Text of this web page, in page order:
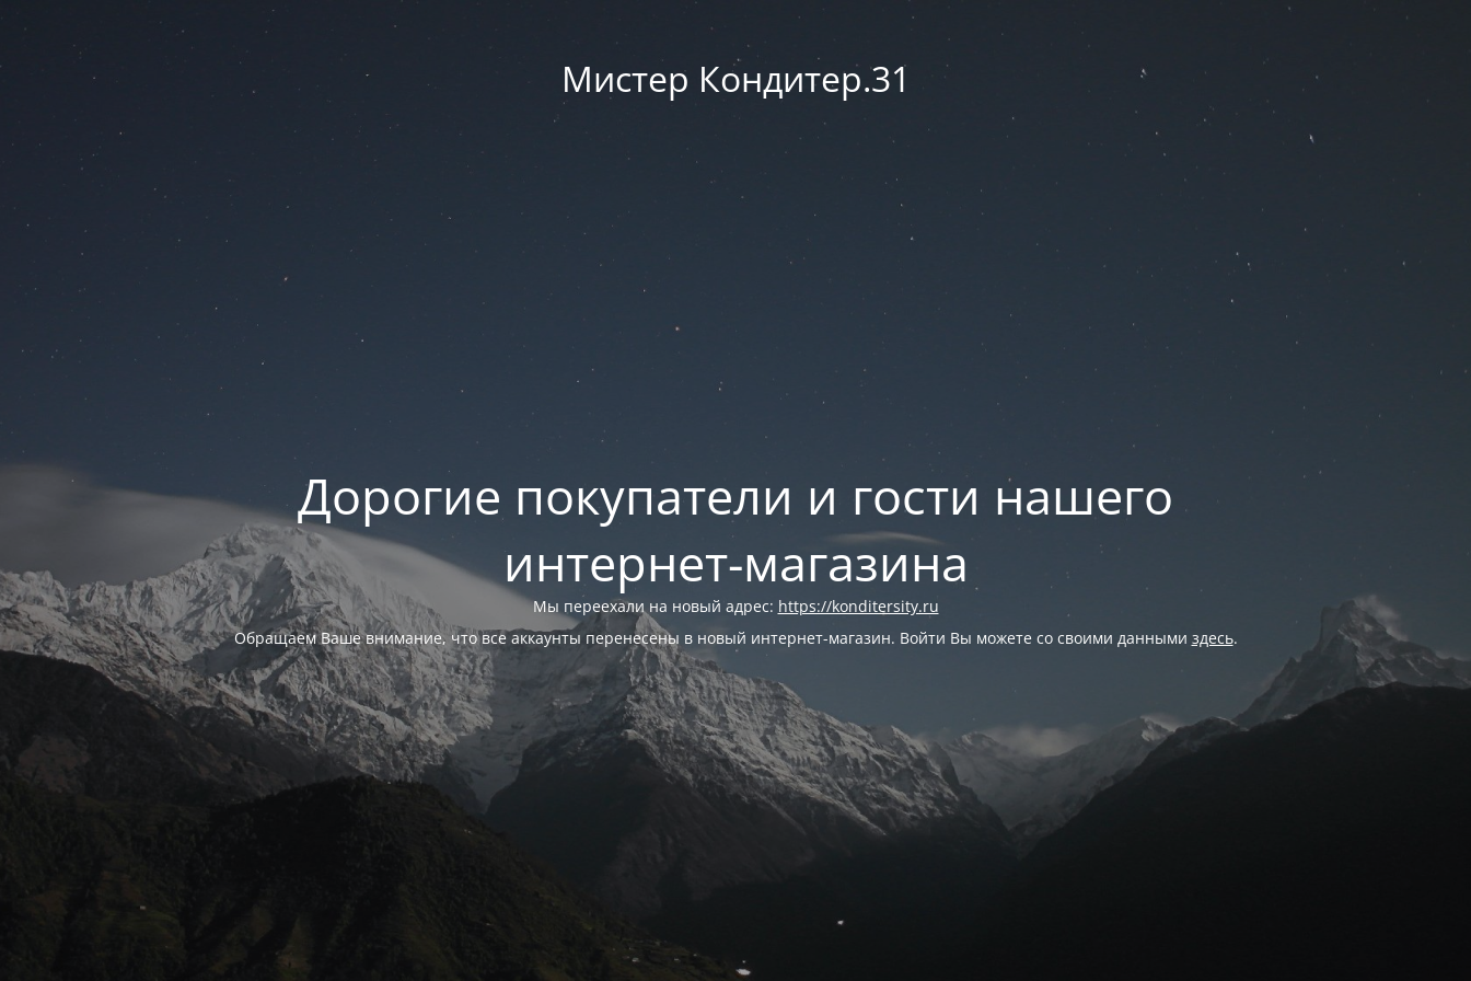
Мистер Кондитер.31
Дорогие покупатели и гости нашего
интернет-магазина
Мы переехали на новый адрес: https://konditersity.ru
Обращаем Ваше внимание, что все аккаунты перенесены в новый интернет-магазин. Войти Вы можете со своими данными здесь.